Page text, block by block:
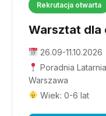
Rekrutacja otwarta
Warsztat dla
26.09-11.10.2026
Poradnia
Warszawa
Wiek: 0-6 lat